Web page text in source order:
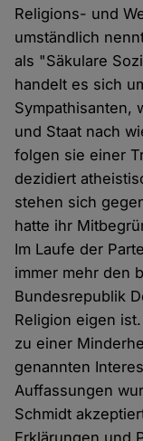
Religions- und
umständlich
als "Säkulare
handelt es sich
Sympathisanten,
und Staat nach
folgen sie einer
dezidiert
stehen sich
hatte ihr
Im Laufe der
immer mehr den
Bundesrepublik
Religion eigen
zu einer
genannten
Auffassungen
Schmidt
Erklärungen und